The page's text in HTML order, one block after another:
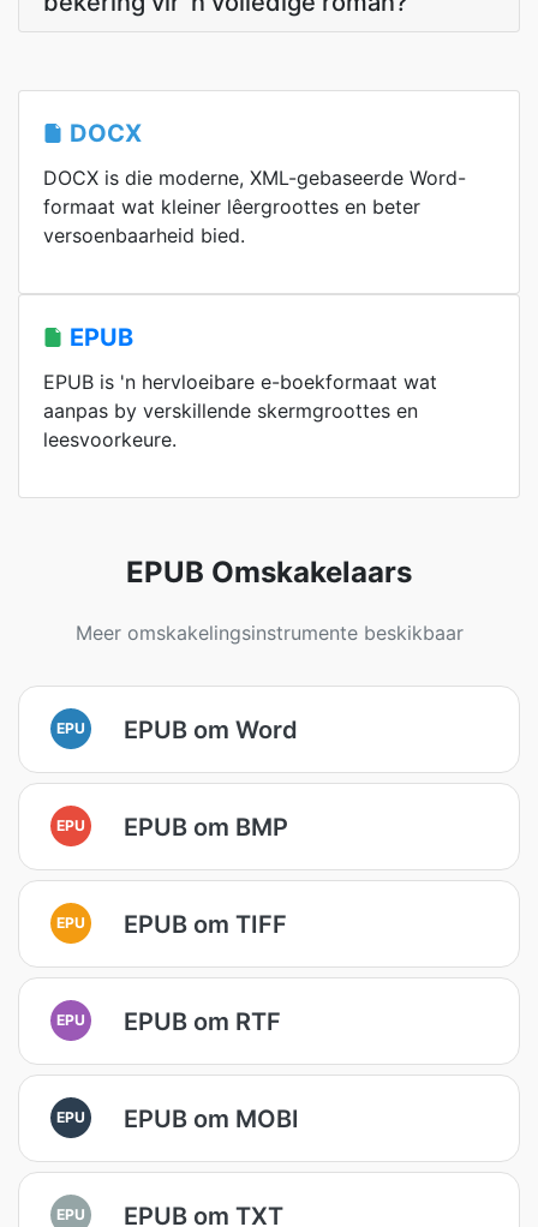
DOCX
DOCX is die moderne, XML-gebaseerde Word-
formaat wat kleiner lêergroottes en beter
versoenbaarheid bied.
EPUB
EPUB is 'n hervloeibare e-boekformaat wat
aanpas by verskillende skermgroottes en
leesvoorkeure.
EPUB Omskakelaars
Meer omskakelingsinstrumente beskikbaar
EPU EPUB om Word
EPU EPUB om BMP
EPU EPUB om TIFF
EPU EPUB om RTF
EPU EPUB om MOBI
EPU EPUB om TXT